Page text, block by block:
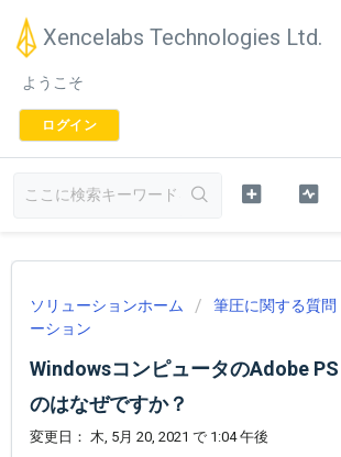
Xencelabs Technologies Ltd.
ようこそ
ログイン
ソリューションホーム 筆圧に関する質問
ーション
WindowsコンピュータのAdobe
のはなぜですか？
変更日： 木, 5月 20, 2021 で 1:04 午後